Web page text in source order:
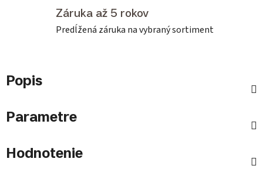
Záruka až 5 rokov
Predĺžená záruka na vybraný sortiment
Popis
Parametre
Hodnotenie